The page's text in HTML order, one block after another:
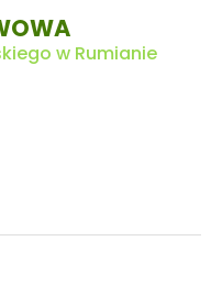
w Rumianie